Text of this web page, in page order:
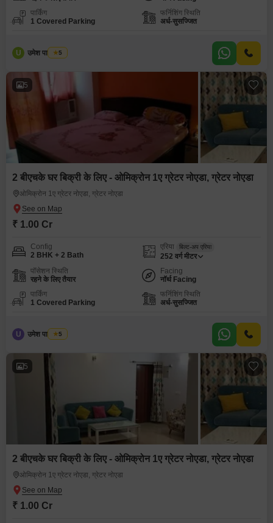
पार्किंग
1 Covered Parking
फर्निशिंग स्थिति
अर्ध-सुसज्जित
U उमेश पाल यादव
5
5
2 बीएचके घर बिक्री के लिए - ओमिक्रोन 1ए ग्रेटर नोएडा, ग्रेटर नोएडा
ओमिक्रोन 1ए ग्रेटर नोएडा, ग्रेटर नोएडा
₹ 1.00 Cr
Config
2 BHK + 2 Bath
एरिया बिल्ट-अप एरिया
252 वर्ग मीटर
पॉसेशन स्थिति
रहने के लिए तैयार
Facing
नॉर्थ Facing
पार्किंग
1 Covered Parking
फर्निशिंग स्थिति
अर्ध-सुसज्जित
U उमेश पाल यादव
5
5
2 बीएचके घर बिक्री के लिए - ओमिक्रोन 1ए ग्रेटर नोएडा, ग्रेटर नोएडा
ओमिक्रोन 1ए ग्रेटर नोएडा, ग्रेटर नोएडा
₹ 1.00 Cr